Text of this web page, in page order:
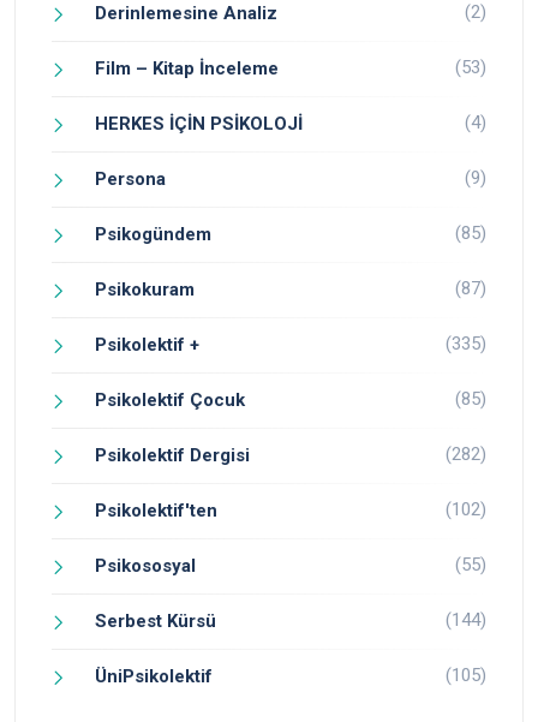
Derinlemesine Analiz (2)
Film – Kitap İnceleme (53)
HERKES İÇİN PSİKOLOJİ (4)
Persona (9)
Psikogündem (85)
Psikokuram (87)
Psikolektif + (335)
Psikolektif Çocuk (85)
Psikolektif Dergisi (282)
Psikolektif'ten (102)
Psikososyal (55)
Serbest Kürsü (144)
ÜniPsikolektif (105)